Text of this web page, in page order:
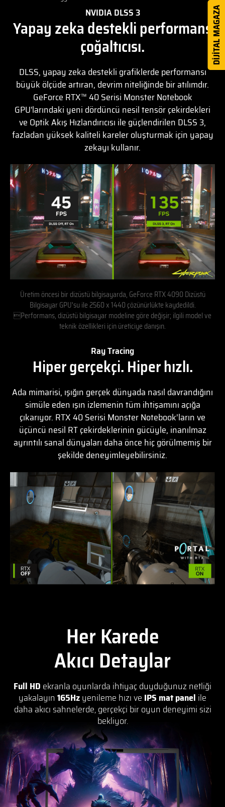
NVIDIA DLSS 3
Yapay zeka destekli performans
çoğaltıcısı.
DLSS, yapay zeka destekli grafiklerde performansı
büyük ölçüde artıran, devrim niteliğinde bir atılımdır.
GeForce RTX™ 40 Serisi Monster Notebook
GPU'larındaki yeni dördüncü nesil tensör çekirdekleri
ve Optik Akış Hızlandırıcısı ile güçlendirilen DLSS 3,
fazladan yüksek kaliteli kareler oluşturmak için yapay
zekayı kullanır.
Üretim öncesi bir dizüstü bilgisayarda, GeForce RTX 4090 Dizüstü
Bilgisayar GPU'su ile 2560 x 1440 çözünürlükte kaydedildi.
Performans, dizüstü bilgisayar modeline göre değişir; ilgili model ve
teknik özellikleri için üreticiye danışın.
Ray Tracing
Hiper gerçekçi. Hiper hızlı.
Ada mimarisi, ışığın gerçek dünyada nasıl davrandığını
simüle eden ışın izlemenin tüm ihtişamını açığa
çıkarıyor. RTX 40 Serisi Monster Notebook’ların ve
üçüncü nesil RT çekirdeklerinin gücüyle, inanılmaz
ayrıntılı sanal dünyaları daha önce hiç görülmemiş bir
şekilde deneyimleyebilirsiniz.
Her Karede
Akıcı Detaylar
Full HD ekranla oyunlarda ihtiyaç duyduğunuz netliği
yakalayın165Hzyenileme hızı ve IPS mat panel ile
daha akıcı sahnelerde, gerçekçi bir oyun deneyimi sizi
bekliyor.
DİJİTAL MAGAZA